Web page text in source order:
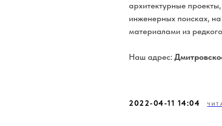
архитектурные
инженерных поисках,
материалами из
Наш адрес:
2022-04-11 14:04